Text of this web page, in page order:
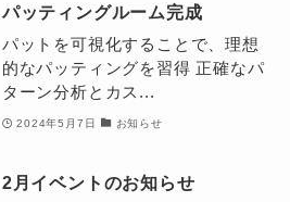
パッティングルーム完成
パットを可視化することで、理想
的なパッティングを習得 正確なパ
ターン分析とカス...
2024年5月7日 お知らせ
2月イベントのお知らせ